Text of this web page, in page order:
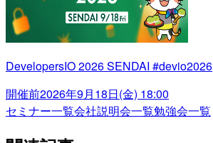
DevelopersIO 2026 SENDAI #devio2026
開催前2026年9月18日(金) 18:00
セミナー一覧会社説明会一覧勉強会一覧